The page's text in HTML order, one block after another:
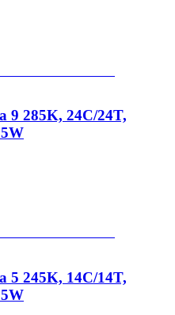
9 285K, 24C/24T,
5 245K, 14C/14T,